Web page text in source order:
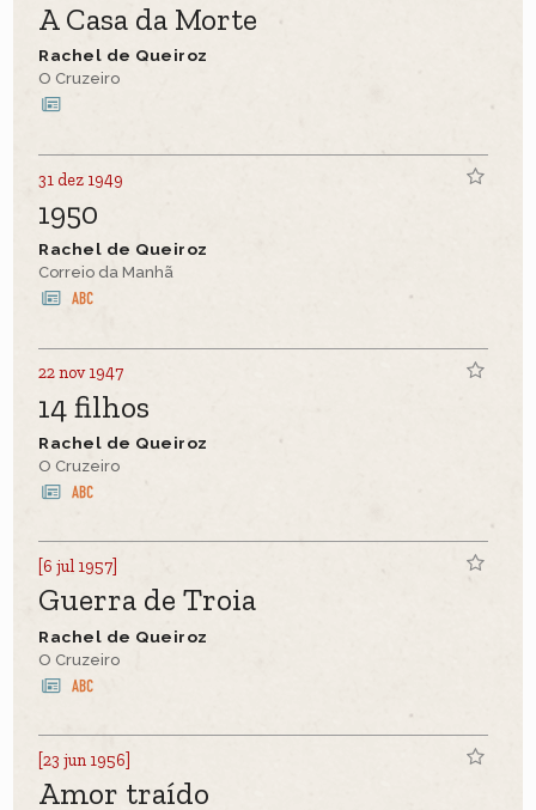
A Casa da Morte
Rachel de Queiroz
O Cruzeiro
31 dez 1949
1950
Rachel de Queiroz
Correio da Manhã
22 nov 1947
14 filhos
Rachel de Queiroz
O Cruzeiro
[6 jul 1957]
Guerra de Troia
Rachel de Queiroz
O Cruzeiro
[23 jun 1956]
Amor traído